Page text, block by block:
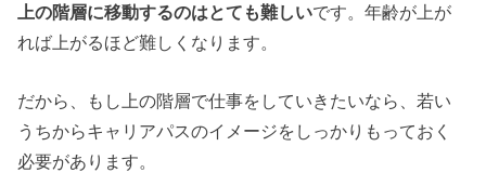
上の階層に移動するのはとても難しいです。年齢が上が
れば上がるほど難しくなります。
だから、もし上の階層で仕事をしていきたいなら、若い
うちからキャリアパスのイメージをしっかりもっておく
必要があります。